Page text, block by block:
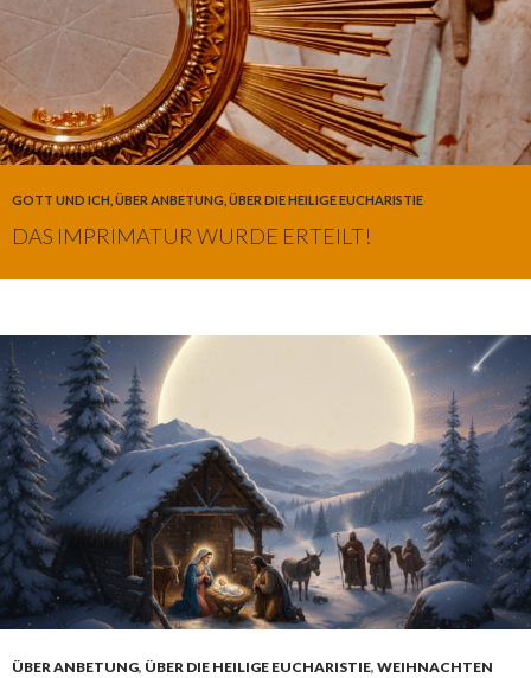
GOTT UND ICH ÜBER ANBETUNG ÜBER DIE HEILIGE EUCHARISTIE
DAS IMPRIMATUR WURDE ERTEILT!
ÜBER ANBETUNG, ÜBER DIE HEILIGE EUCHARISTIE, WEIHNACHTEN